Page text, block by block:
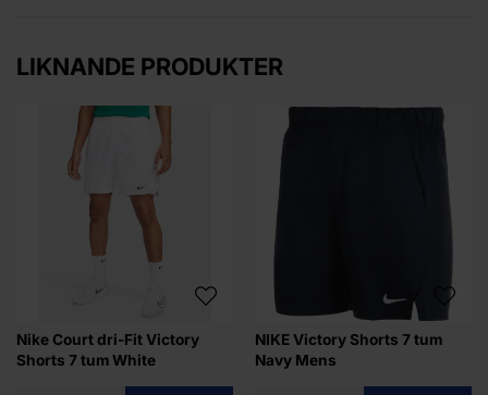
LIKNANDE PRODUKTER
Nike Court dri-Fit Victory
Shorts 7 tum White
NIKE Victory Shorts 7 tum
Navy Mens